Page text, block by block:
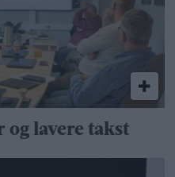
lavere takst